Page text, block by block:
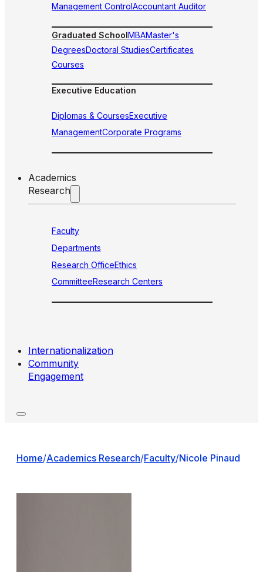
Management ControlAccountant Auditor
Graduated SchoolMBAMaster's
DegreesDoctoral StudiesCertificates
Courses
Executive Education
Diplomas & CoursesExecutive
ManagementCorporate Programs
Academics
Research
Faculty
Departments
Research OfficeEthics
CommitteeResearch Centers
Internationalization
Community
Engagement
Home/Academics Research/Faculty/Nicole Pinaud